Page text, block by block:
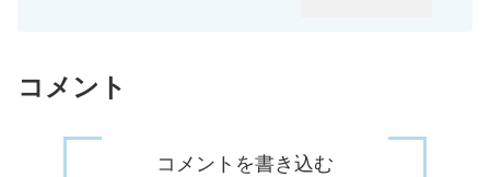
コメント
コメントを書き込む